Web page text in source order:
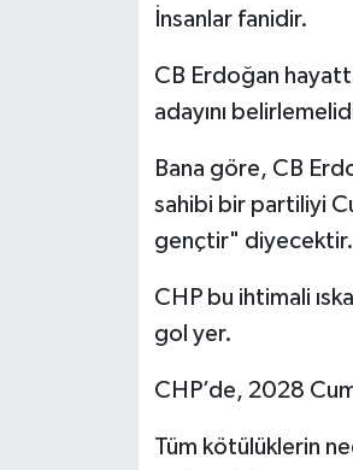
İnsanlar fanidir.
CB Erdoğan
adayını
Bana göre, CB
sahibi bir partiliyi
gençtir" diyecektir.
CHP bu ihtimali
gol yer.
CHP’de, 2028
Tüm kötülüklerin